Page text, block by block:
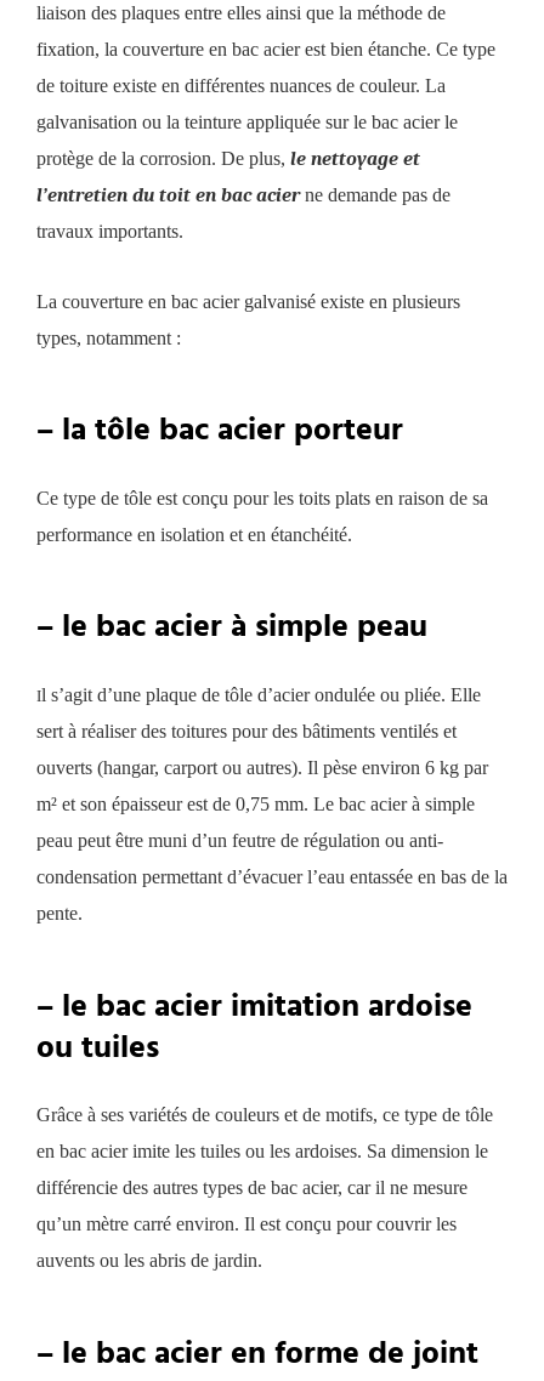
liaison des plaques entre elles ainsi que la méthode de
fixation, la couverture en bac acier est bien étanche. Ce type
de toiture existe en différentes nuances de couleur. La
galvanisation ou la teinture appliquée sur le bac acier le
protège de la corrosion. De plus, le nettoyage et
l’entretien du toit en bac acierne demande pas de
travaux importants.
La couverture en bac acier galvanisé existe en plusieurs
types, notamment :
– la tôle bac acier porteur
Ce type de tôle est conçu pour les toits plats en raison de sa
performance en isolation et en étanchéité.
– le bac acier à simple peau
Il s’agit d’une plaque de tôle d’acier ondulée ou pliée. Elle
sert à réaliser des toitures pour des bâtiments ventilés et
ouverts (hangar, carport ou autres). Il pèse environ 6 kg par
m² et son épaisseur est de 0,75 mm. Le bac acier à simple
peau peut être muni d’un feutre de régulation ou anti-
condensation permettant d’évacuer l’eau entassée en bas de la
pente.
– le bac acier imitation ardoise
ou tuiles
Grâce à ses variétés de couleurs et de motifs, ce type de tôle
en bac acier imite les tuiles ou les ardoises. Sa dimension le
différencie des autres types de bac acier, car il ne mesure
qu’un mètre carré environ. Il est conçu pour couvrir les
auvents ou les abris de jardin.
– le bac acier en forme de joint